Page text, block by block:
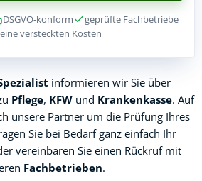
DSGVO-konform
geprüfte Fachbetriebe
versteckten Kosten
informieren wir Sie über
Pflege, KFWund Krankenkasse. Auf
unsere Partner um die Prüfung Ihres
Sie bei Bedarf ganz einfach Ihr
vereinbaren Sie einen Rückruf mit
Fachbetrieben.